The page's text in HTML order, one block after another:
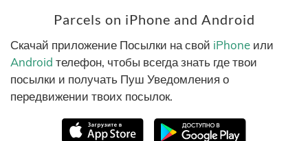
Parcels on iPhone and Android
Скачай приложение Посылки на свой iPhone или
Android телефон, чтобы всегда знать где твои
посылки и получать Пуш Уведомления о
передвижении твоих посылок.